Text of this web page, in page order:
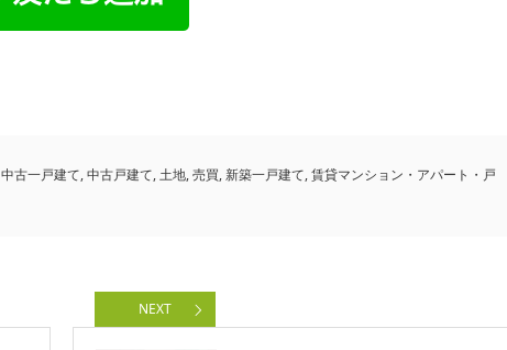
中古一戸建て,中古戸建て,土地,売買,新築一戸建て,賃貸マンション・アパート・戸
NEXT